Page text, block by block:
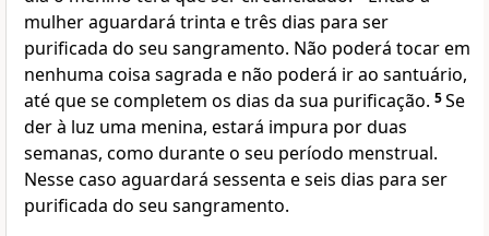
mulher aguardará trinta e três dias para ser
purificada do seu sangramento. Não poderá tocar em
nenhuma coisa sagrada e não poderá ir ao santuário,
até que se completem os dias da sua purificação. 5Se
der à luz uma menina, estará impura por duas
semanas, como durante o seu período menstrual.
Nesse caso aguardará sessenta e seis dias para ser
purificada do seu sangramento.